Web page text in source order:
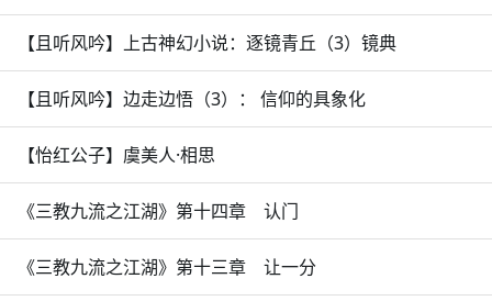
【且听风吟】上古神幻小说：逐镜青丘（3）镜典
【且听风吟】边走边悟（3）： 信仰的具象化
【怡红公子】虞美人·相思
《三教九流之江湖》第十四章 认门
《三教九流之江湖》第十三章 让一分